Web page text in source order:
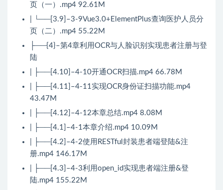
页（一）.mp4 92.61M
| └──[3.9]–3-9Vue3.0+ElementPlus查询医护人员分
页（二）.mp4 55.22M
├──{4}–第4章利用OCR与人脸识别实现患者注册与登
陆
| ├──[4.10]–4-10开通OCR扫描.mp4 66.78M
| ├──[4.11]–4-11实现OCR身份证扫描功能.mp4
43.47M
| ├──[4.12]–4-12本章总结.mp4 8.08M
| ├──[4.1]–4-1本章介绍.mp4 10.09M
| ├──[4.2]–4-2使用RESTful封装患者端登陆&注
册.mp4 146.17M
| ├──[4.3]–4-3利用open_id实现患者端注册&登
陆.mp4 155.22M